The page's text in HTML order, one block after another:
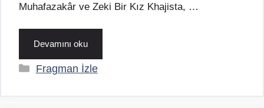
Muhafazakâr ve Zeki Bir Kız Khajista, …
Devamını oku
Kategoriler
Fragman İzle